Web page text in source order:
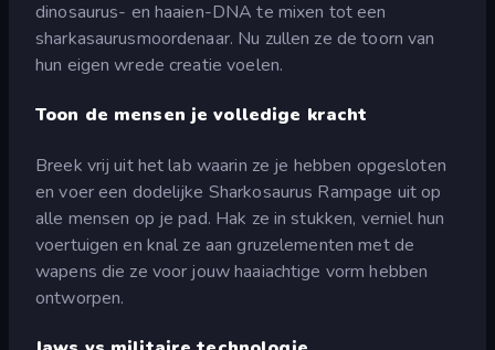
dinosaurus- en haaien-DNA te mixen tot een
sharkasaurusmoordenaar. Nu zullen ze de toorn van
hun eigen wrede creatie voelen.
Toon de mensen je volledige kracht
Breek vrij uit het lab waarin ze je hebben opgesloten
en voer een dodelijke Sharkosaurus Rampage uit op
alle mensen op je pad. Hak ze in stukken, verniel hun
voertuigen en knal ze aan gruzelementen met de
wapens die ze voor jouw haaiachtige vorm hebben
ontworpen.